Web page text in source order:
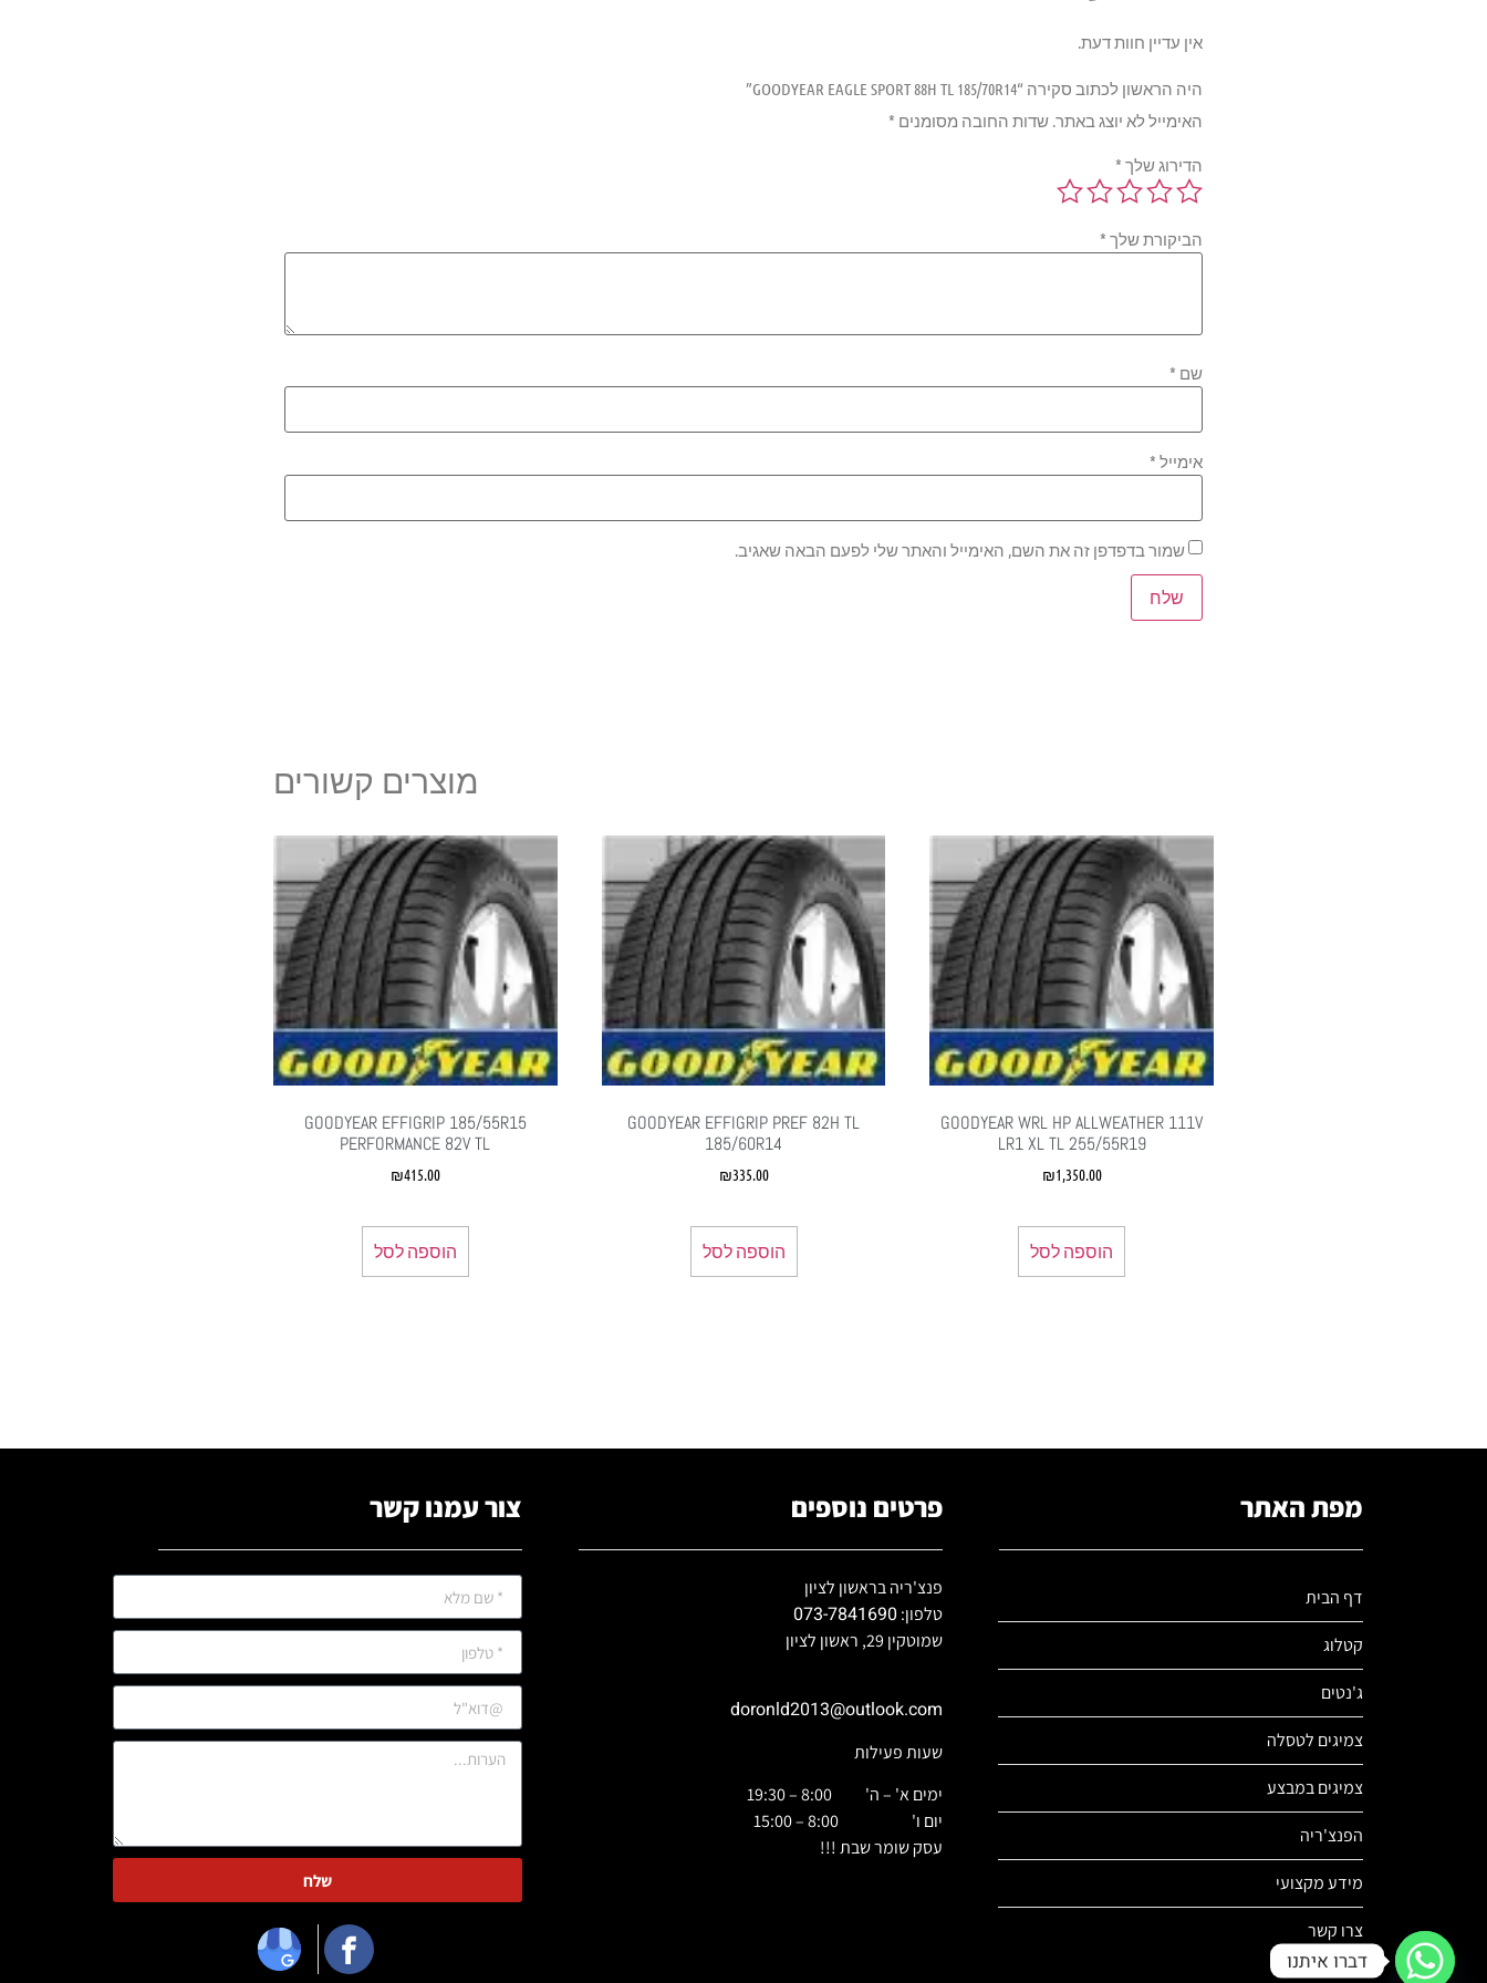
אין עדיין חוות דעת.
היה הראשון לכתוב סקירה “GOODYEAR EAGLE SPORT 88H TL 185/70R14”
האימייל לא יוצג באתר. שדות החובה מסומנים *
הדירוג שלך *
הביקורת שלך *
שם *
אימייל *
שמור בדפדפן זה את השם, האימייל והאתר שלי לפעם הבאה שאגיב.
מוצרים קשורים
GOODYEAR WRL HP ALLWEATHER 111V
LR1 XL TL 255/55R19
₪1,350.00
הוספה לסל
GOODYEAR EFFIGRIP PREF 82H TL
185/60R14
₪335.00
הוספה לסל
185/55R15 ‏GOODYEAR EFFIGRIP
PERFORMANCE 82V TL
₪415.00
הוספה לסל
מפת האתר
דף הבית
קטלוג
ג'נטים
צמיגים לטסלה
צמיגים במבצע
הפנצ'ריה
מידע מקצועי
צרו קשר
פרטים נוספים
פנצ'ריה בראשון לציון
טלפון:073-7841690
שמוטקין 29, ראשון לציון
doronld2013@outlook.com
שעות פעילות
ימים א' – ה' 8:00 – 19:30
יום ו' 8:00 – 15:00
עסק שומר שבת !!!
צור עמנו קשר
שלח
דברו איתנו